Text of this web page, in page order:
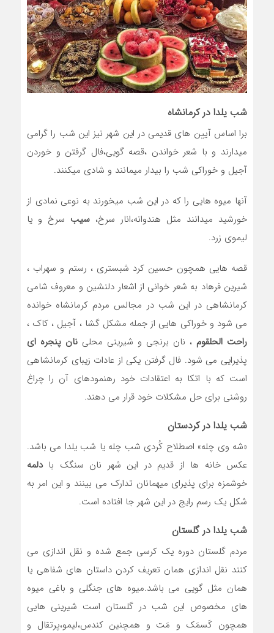
شب یلدا در کرمانشاه
برا اساس آیین های قدیمی در این شهر نیز این شب را گرامی
میدارند و با شعر خواندن ،قصه گویی،فال گرفتن و خوردن
آجیل و خوراکی شب را بیدار میمانند و شادی میکنند.
آنها میوه هایی را که در این شب میخورند به نوعی نمادی از
خورشید میدانند مثل هندوانه،انار سرخ، سیب سرخ و یا
لیموی زرد.
قصه هایی همچون حسین کرد شبستری ، رستم و سهراب ،
شیرین فرهاد به شعر خوانی از اشعار دلنشین و معروف شامی
کرمانشاهی در این شب در مجالس مردم کرمانشاه خوانده
می شود و خوراکی هایی از جمله مشکل گشا ، آجیل ، کاک ،
راحت الحلقوم ، نان برنجی و شیرینی محلی نان پنجره ای
پذیرایی می شود. فال گرفتن یکی از عادات زیبای کرمانشاهی
است که با اتکا به اعتقادات خود رهنمودهای آن را چراغ
روشنی برای حل مشکلات خود قرار می دهند.
شب یلدا در کردستان
«شه وی چله» اصطلاح کُردی شب چله یا شب یلدا می باشد.
عکس خانه ها از قدیم در این شهر نان سنگک بادلمه
خوشمزه برای پذیرای میهمانان تدارک می بینند و این امر به
شکل یک رسم رایج در این شهر جا افتاده است.
شب یلدا در گلستان
مردم گلستان دوره یک کرسی جمع شده و نقل اندازی می
کنند نقل اندازی همان تعریف کردن داستان های شفاهی یا
همان مثل گویی می باشد.میوه های جنگلی و باغی میوه
های مخصوص این شب در گلستان است شیرینی هایی
همچون کَسمَک و مَت و همچنین کندس،لیمو،پرتقال و